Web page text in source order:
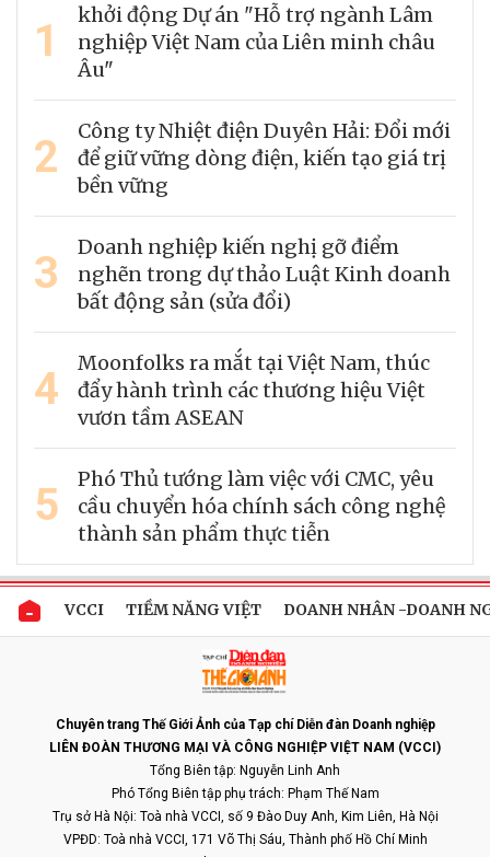
1
khởi động Dự án "Hỗ trợ ngành Lâm
nghiệp Việt Nam của Liên minh châu
Âu"
2
Công ty Nhiệt điện Duyên Hải: Đổi mới
để giữ vững dòng điện, kiến tạo giá trị
bền vững
3
Doanh nghiệp kiến nghị gỡ điểm
nghẽn trong dự thảo Luật Kinh doanh
bất động sản (sửa đổi)
4
Moonfolks ra mắt tại Việt Nam, thúc
đẩy hành trình các thương hiệu Việt
vươn tầm ASEAN
5
Phó Thủ tướng làm việc với CMC, yêu
cầu chuyển hóa chính sách công nghệ
thành sản phẩm thực tiễn
VCCI TIỀM NĂNG VIỆT DOANH NHÂN -DOANH
Chuyên trang Thế Giới Ảnh của Tạp chí Diễn đàn Doanh nghiệp
LIÊN ĐOÀN THƯƠNG MẠI VÀ CÔNG NGHIỆP VIỆT NAM (VCCI)
Tổng Biên tập: Nguyễn Linh Anh
Phó Tổng Biên tập phụ trách: Phạm Thế Nam
Trụ sở Hà Nội: Toà nhà VCCI, số 9 Đào Duy Anh, Kim Liên, Hà Nội
VPĐD: Toà nhà VCCI, 171 Võ Thị Sáu, Thành phố Hồ Chí Minh